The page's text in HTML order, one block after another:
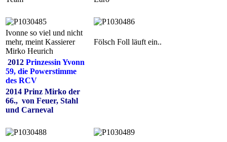
Ivonne so viel und nicht
mehr, meint Kassierer
Mirko Heurich
Fölsch Foll läuft ein..
2012 Prinzessin Yvonn
59, die Powerstimme
des RCV
2014 Prinz Mirko der
66., von Feuer, Stahl
und Carneval